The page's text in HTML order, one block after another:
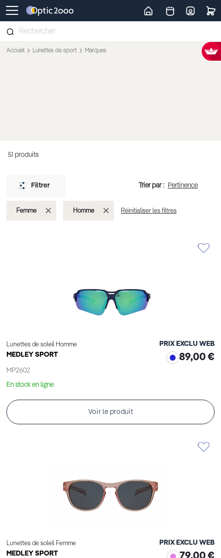
Retour vers la page d'accueil
Accueil Lunettes de sport Marques
51 produits
Lunettes de soleil Homme
MEDLEY SPORT
MP2602
PRIX EXCLU WEB
89,00 €
En stock en ligne
Voir le produit
Lunettes de soleil Femme
MEDLEY SPORT
PRIX EXCLU WEB
Filtrer Trier par :
Femme SupprimerHomme Supprimer
Réinitialiser les filtres